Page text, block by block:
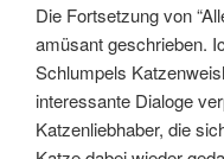
Die Fortsetzung von
amüsant geschrieben.
Schlumpels
interessante Dialoge
Katzenliebhaber, die